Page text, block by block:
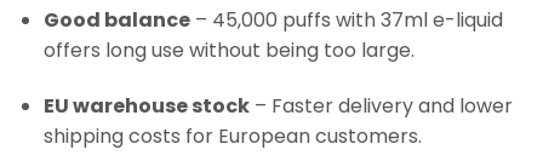
Good balance– 45,000 puffs with 37ml e-liquid
offers long use without being too large.
EU warehouse stock– Faster delivery and lower
shipping costs for European customers.